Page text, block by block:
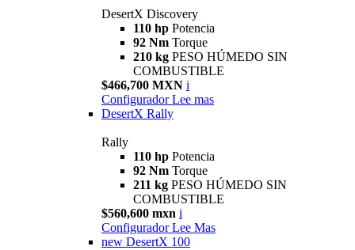
DesertX Discovery
110 hp Potencia
92 Nm Torque
210 kg PESO HÚMEDO SIN
COMBUSTIBLE
$466,700 MXN i
Configurador Lee mas
DesertX Rally
Rally
110 hp Potencia
92 Nm Torque
211 kg PESO HÚMEDO SIN
COMBUSTIBLE
$560,600 mxn i
Configurador Lee Mas
new DesertX 100